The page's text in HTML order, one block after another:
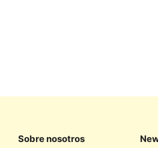
Sobre nosotros